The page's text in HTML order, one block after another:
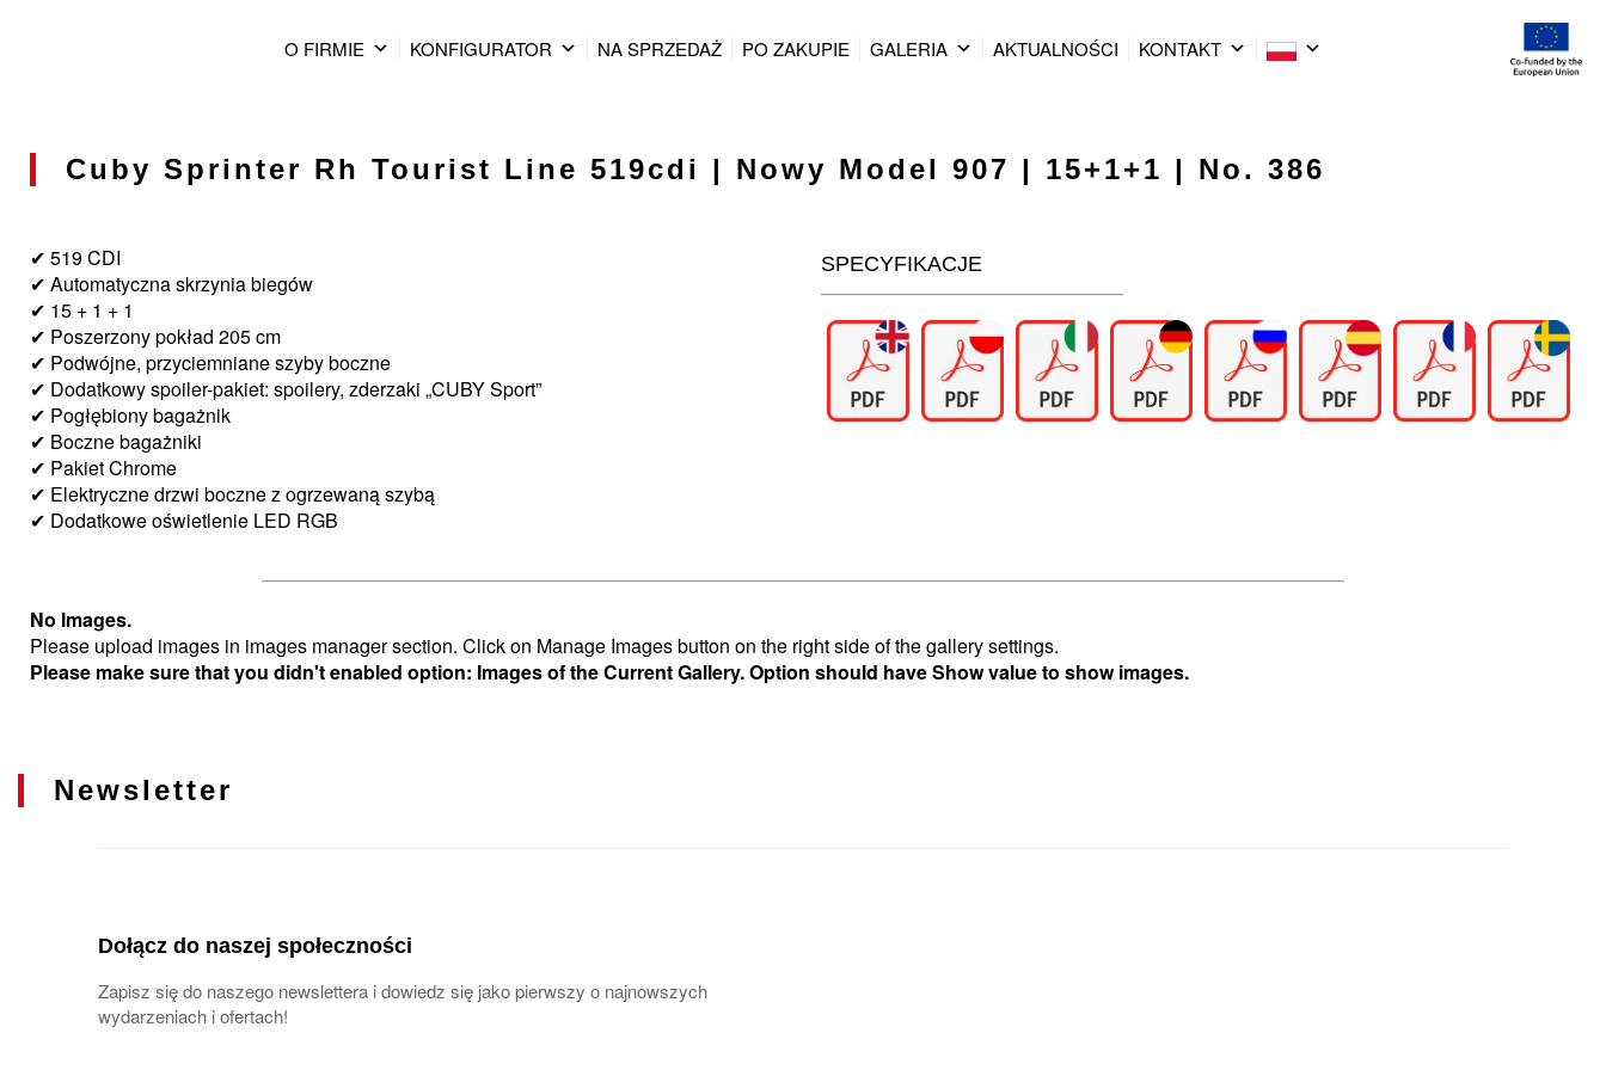
O FIRMIE KONFIGURATOR NA SPRZEDAŻ PO ZAKUPIE GALERIA AKTUALNOŚCI KONTAKT
Cuby Sprinter Rh Tourist Line 519cdi | Nowy Model 907 | 15+1+1 | No. 386
✔ 519 CDI
✔ Automatyczna skrzynia biegów
✔ 15 + 1 + 1
✔ Poszerzony pokład 205 cm
✔ Podwójne, przyciemniane szyby boczne
✔ Dodatkowy spoiler-pakiet: spoilery, zderzaki „CUBY Sport”
✔ Pogłębiony bagażnik
✔ Boczne bagażniki
✔ Pakiet Chrome
✔ Elektryczne drzwi boczne z ogrzewaną szybą
✔ Dodatkowe oświetlenie LED RGB
SPECYFIKACJE
No Images.
Please upload images in images manager section. Click on Manage Images button on the right side of the gallery settings.
Please make sure that you didn't enabled option: Images of the Current Gallery. Option should have Show value to show images.
Newsletter
Dołącz do naszej społeczności
Zapisz się do naszego newslettera i dowiedz się jako pierwszy o najnowszych
wydarzeniach i ofertach!